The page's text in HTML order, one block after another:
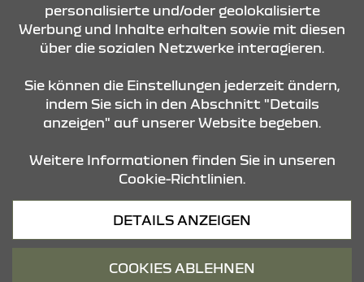
ÖFFNUNGSZEITEN
STANDORTE
Datenschutz
personalisierte und/oder geolokalisierte
Werbung und Inhalte erhalten sowie mit diesen
über die sozialen Netzwerke interagieren.
Sie können die Einstellungen jederzeit ändern,
indem Sie sich in den Abschnitt "Details
anzeigen" auf unserer Website begeben.
Weitere Informationen finden Sie in unseren
Cookie-Richtlinien.
DETAILS ANZEIGEN
COOKIES ABLEHNEN